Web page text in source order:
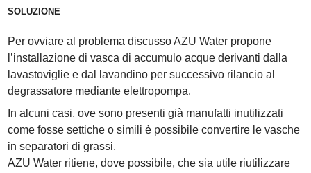
SOLUZIONE
Per ovviare al problema discusso AZU Water propone
l’installazione di vasca di accumulo acque derivanti dalla
lavastoviglie e dal lavandino per successivo rilancio al
degrassatore mediante elettropompa.
In alcuni casi, ove sono presenti già manufatti inutilizzati
come fosse settiche o simili è possibile convertire le vasche
in separatori di grassi.
AZU Water ritiene, dove possibile, che sia utile riutilizzare